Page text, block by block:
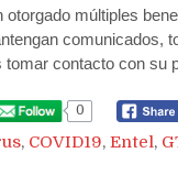
múltiples
comunicados,
contacto con su
0
, COVID19, Entel,